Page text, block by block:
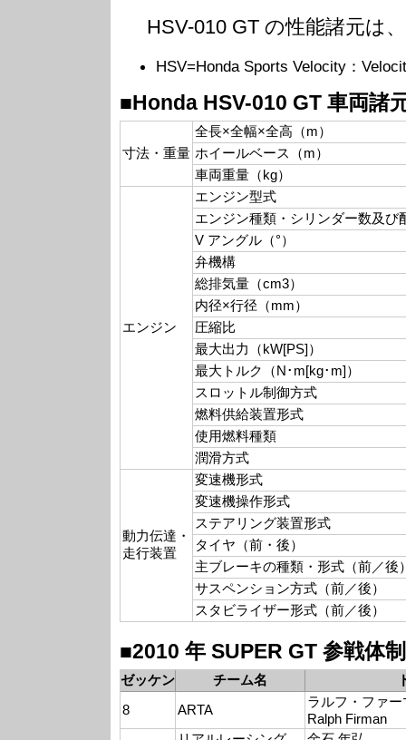
HSV-010 GT の性能諸元は
HSV=Honda Sports Velocity：
■Honda HSV-010 GT 車両諸
寸法・重量
全長×全幅×全高（m）
ホイールベース（m）
車両重量（kg）
エンジン
エンジン型式
エンジン種類・シリンダー数及び
V アングル（°）
弁機構
総排気量（cm3）
内径×行径（mm）
圧縮比
最大出力（kW[PS]）
最大トルク（N･m[kg･m]）
スロットル制御方式
燃料供給装置形式
使用燃料種類
潤滑方式
動力伝達・
走行装置
変速機形式
変速機操作形式
ステアリング装置形式
タイヤ（前・後）
主ブレーキの種類・形式（前／後
サスペンション方式（前／後）
スタビライザー形式（前／後）
■2010 年 SUPER GT 参戦体制
ゼッケン チーム名
8
ARTA
ラルフ・ファー
Ralph Firman